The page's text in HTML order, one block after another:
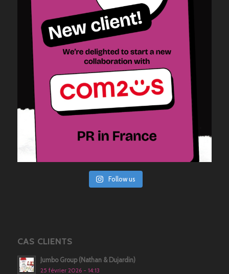
Follow us
CAS CLIENTS
Jumbo Group (Nathan & Dujardin)
25 février 2026 - 14:13